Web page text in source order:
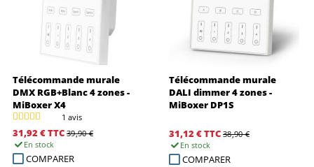
Télécommande murale
DMX RGB+Blanc 4 zones -
MiBoxer X4
1 avis
31,92 €TTC 39,90 €
En stock
COMPARER
Télécommande murale
DALI dimmer 4 zones -
MiBoxer DP1S
31,12 €TTC 38,90 €
En stock
COMPARER